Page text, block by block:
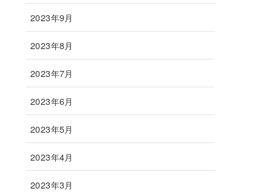
2023年9月
2023年8月
2023年7月
2023年6月
2023年5月
2023年4月
2023年3月